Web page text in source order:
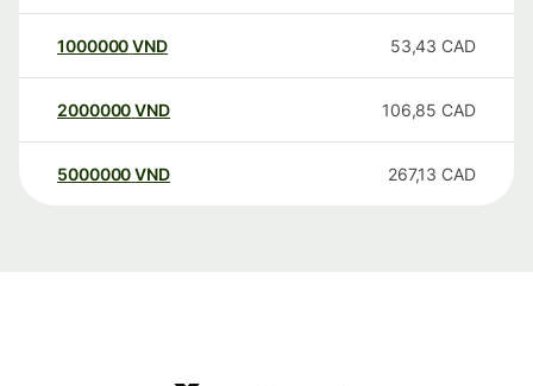
1000000VND 53,43 CAD
2000000VND 106,85 CAD
5000000VND 267,13 CAD